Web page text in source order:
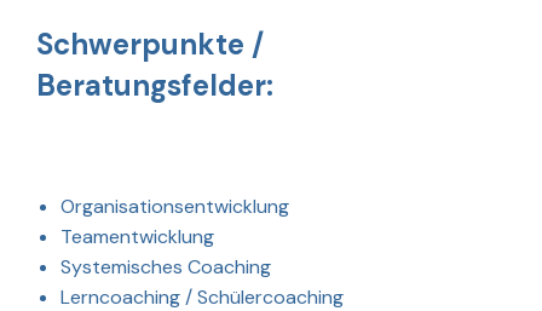
Schwerpunkte /
Beratungsfelder:
Organisationsentwicklung
Teamentwicklung
Systemisches Coaching
Lerncoaching / Schülercoaching